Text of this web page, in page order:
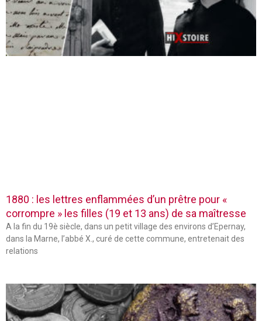
1880 : les lettres enflammées d’un prêtre pour «
corrompre » les filles (19 et 13 ans) de sa maîtresse
A la fin du 19è siècle, dans un petit village des environs d’Epernay,
dans la Marne, l’abbé X., curé de cette commune, entretenait des
relations